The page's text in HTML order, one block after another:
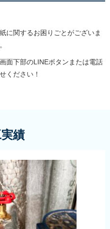
に関するお困りごとがございま
面下部のLINEボタンまたは電話
ください！
績